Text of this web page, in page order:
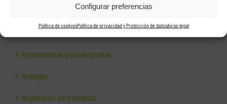
Configurar preferencias
Política de cookiesPolítica de privacidad y Protección de datosAviso legal
Herencias
Herramientas para empresas
Impagos
Inspección de Hacienda